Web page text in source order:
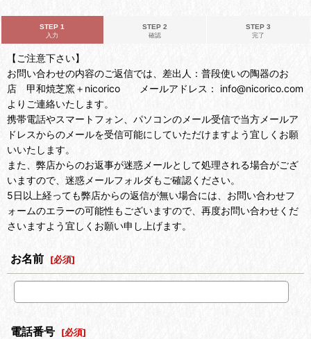
STEP 1
入力
STEP 2
確認
STEP 3
完了
【ご注意下さい】
お問い合わせの内容のご返信では、差出人：普段使いの陶器のお
店 甲和焼芝窯＋nicorico メールアドレス： info@nicorico.com
よりご連絡いたします。
携帯電話やスマートフォン、パソコンのメール受信で当方メールア
ドレスからのメールを受信可能にしていただけますよう宜しくお願
いいたします。
また、弊店からのお返事が迷惑メールとして処理される場合がござ
いますので、迷惑メールフォルダもご確認ください。
5日以上経っても弊店からの返信が無い場合には、お問い合わせフ
ォームのエラーの可能性もございますので、再度お問い合わせくだ
さいますよう宜しくお願い申し上げます。
お名前 [必須]
電話番号 [必須]